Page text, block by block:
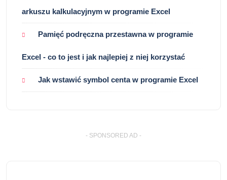
arkuszu kalkulacyjnym w programie Excel
Pamięć podręczna przestawna w programie
Excel - co to jest i jak najlepiej z niej korzystać
Jak wstawić symbol centa w programie Excel
- SPONSORED AD -